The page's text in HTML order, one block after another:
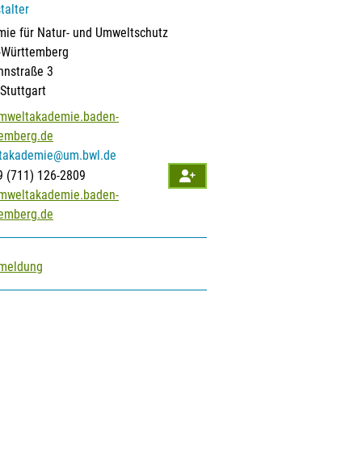
für Natur- und Umweltschutz
3
Stuttgart
(711) 126-2809